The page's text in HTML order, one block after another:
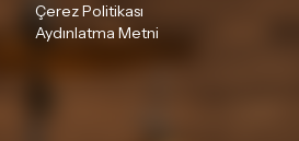
Çerez Politikası
Aydınlatma Metni